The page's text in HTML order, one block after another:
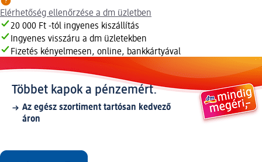
Elérhetőség ellenőrzése a dm üzletben
20 000 Ft -tól ingyenes kiszállítás
Ingyenes visszáru a dm üzletekben
Fizetés kényelmesen, online, bankkártyával
Többet kapok a pénzemért.
Az egész szortiment tartósan kedvező
áron